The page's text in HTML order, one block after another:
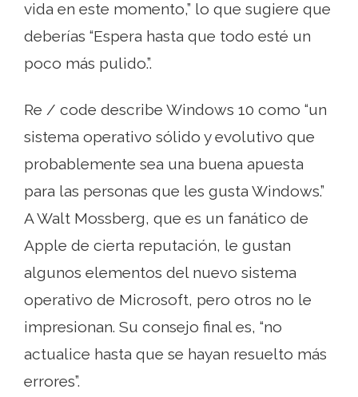
vida en este momento,” lo que sugiere que
deberías “Espera hasta que todo esté un
poco más pulido.”.
Re / code describe Windows 10 como “un
sistema operativo sólido y evolutivo que
probablemente sea una buena apuesta
para las personas que les gusta Windows.”
A Walt Mossberg, que es un fanático de
Apple de cierta reputación, le gustan
algunos elementos del nuevo sistema
operativo de Microsoft, pero otros no le
impresionan. Su consejo final es, “no
actualice hasta que se hayan resuelto más
errores”.